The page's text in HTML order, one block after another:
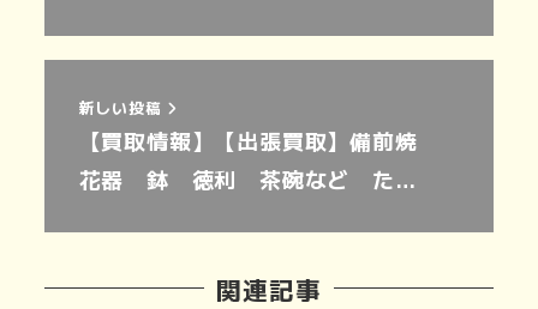
新しい投稿
【買取情報】【出張買取】備前焼
花器 鉢 徳利 茶碗など た…
関連記事